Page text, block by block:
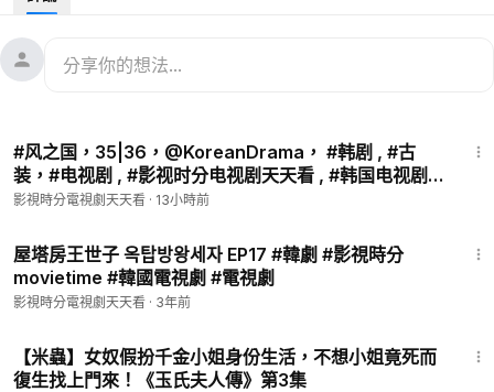
时代，王世子李恪（
位臣子，在调查世子嫔死因的过程中，他们遭到刺客暗杀，无意
间穿越时空来到了21世纪的首尔。他们出现在朴荷（
美饰），又被错认成吕会长(潘孝贞 饰)失踪已久的孙子泰瑢（朴
有天 饰），他不仅成为了公司的继承人，还决心追求洪世娜。
在经历两个时代的阴谋后，真相渐渐浮出水面，朝鲜的世子嫔花
朴荷的形象相互重合，王世子终于找到了答案……
#穿越剧 #古装 #韩剧
#风之国，35|36，@KoreanDrama， #韩剧 , #古
装，#电视剧 , #影视时分电视剧天天看 , #韩国电视剧
,#爱情剧，#宋一国，#崔贞媛， #朴建炯 ，#郑进永 ，
根据金真画家的同
影視時分電視劇天天看 · 13小時前
屋塔房王世子 옥탑방왕세자 EP17 #韓劇 #影視時分
movietime #韓國電視劇 #電視劇
影視時分電視劇天天看 · 3年前
【米蟲】女奴假扮千金小姐身份生活，不想小姐竟死而
復生找上門來！《玉氏夫人傳》第3集